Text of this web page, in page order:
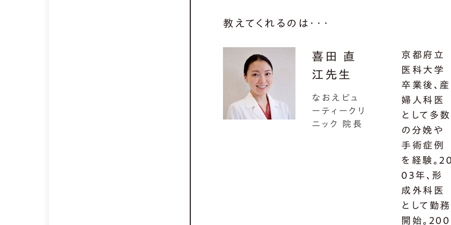
教えてくれるのは・・・
喜田 直
江先生
なおえビュ
ーティークリ
ニック 院長
京都府立
医科大学
卒業後、産
婦人科医
として多数
の分娩や
手術症例
を経験。20
03年、形
成外科医
として勤務
開始。200